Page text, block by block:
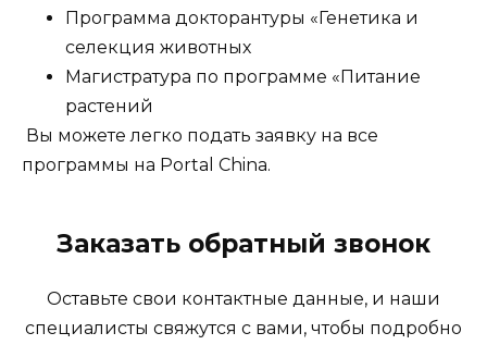
Программа докторантуры «Генетика и
селекция животных
Магистратура по программе «Питание
растений
Вы можете легко подать заявку на все
программы на Portal China.
Заказать обратный звонок
Оставьте свои контактные данные, и наши
специалисты свяжутся с вами, чтобы подробно